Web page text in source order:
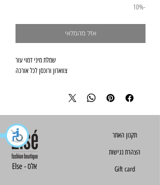
-10%
אזל מהמלאי
שמלת מיני דמוי עור
צווארון ורוכסן לכל אורכה
Else - אלס
תקנון האתר​​
הצהרת נגישות
Gift card